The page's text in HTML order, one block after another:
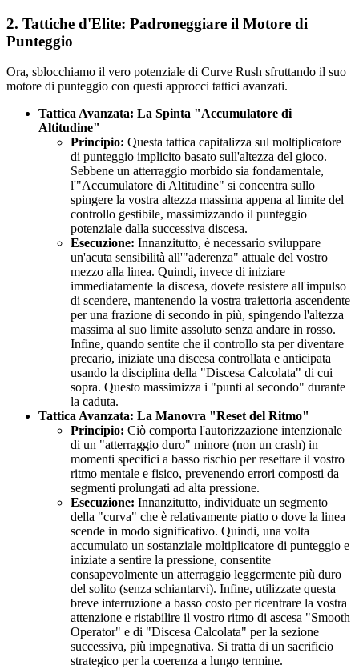
2. Tattiche d'Elite: Padroneggiare il Motore di
Punteggio
Ora, sblocchiamo il vero potenziale di Curve Rush sfruttando il suo
motore di punteggio con questi approcci tattici avanzati.
Tattica Avanzata: La Spinta "Accumulatore di
Altitudine"
Principio: Questa tattica capitalizza sul moltiplicatore
di punteggio implicito basato sull'altezza del gioco.
Sebbene un atterraggio morbido sia fondamentale,
l'"Accumulatore di Altitudine" si concentra sullo
spingere la vostra altezza massima appena al limite del
controllo gestibile, massimizzando il punteggio
potenziale dalla successiva discesa.
Esecuzione: Innanzitutto, è necessario sviluppare
un'acuta sensibilità all'"aderenza" attuale del vostro
mezzo alla linea. Quindi, invece di iniziare
immediatamente la discesa, dovete resistere all'impulso
di scendere, mantenendo la vostra traiettoria ascendente
per una frazione di secondo in più, spingendo l'altezza
massima al suo limite assoluto senza andare in rosso.
Infine, quando sentite che il controllo sta per diventare
precario, iniziate una discesa controllata e anticipata
usando la disciplina della "Discesa Calcolata" di cui
sopra. Questo massimizza i "punti al secondo" durante
la caduta.
Tattica Avanzata: La Manovra "Reset del Ritmo"
Principio: Ciò comporta l'autorizzazione intenzionale
di un "atterraggio duro" minore (non un crash) in
momenti specifici a basso rischio per resettare il vostro
ritmo mentale e fisico, prevenendo errori composti da
segmenti prolungati ad alta pressione.
Esecuzione: Innanzitutto, individuate un segmento
della "curva" che è relativamente piatto o dove la linea
scende in modo significativo. Quindi, una volta
accumulato un sostanziale moltiplicatore di punteggio e
iniziate a sentire la pressione, consentite
consapevolmente un atterraggio leggermente più duro
del solito (senza schiantarvi). Infine, utilizzate questa
breve interruzione a basso costo per ricentrare la vostra
attenzione e ristabilire il vostro ritmo di ascesa "Smooth
Operator" e di "Discesa Calcolata" per la sezione
successiva, più impegnativa. Si tratta di un sacrificio
strategico per la coerenza a lungo termine.